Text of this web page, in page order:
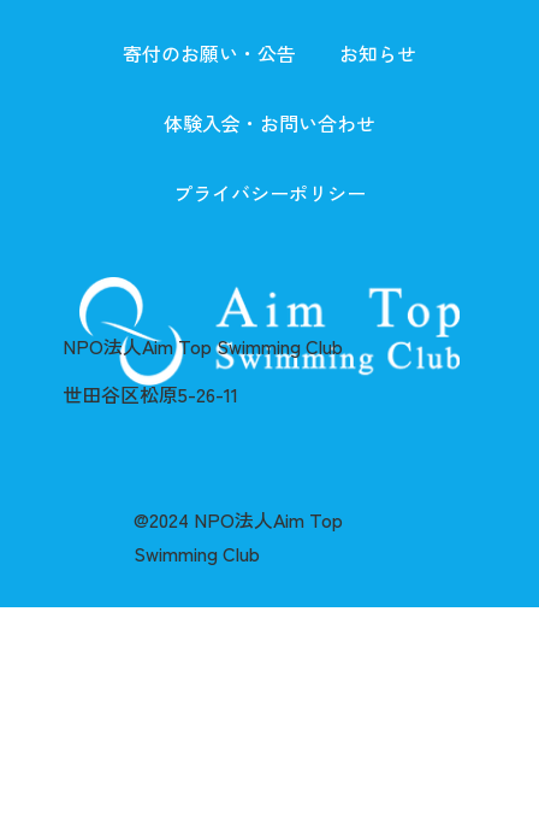
寄付のお願い・公告 お知らせ
体験入会・お問い合わせ
プライバシーポリシー
NPO法人Aim Top Swimming Club
世田谷区松原5-26-11
@2024 NPO法人Aim Top
Swimming Club